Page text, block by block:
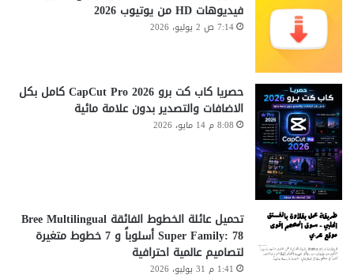
فيديوهات HD من يوتيوب 2026
7:14 ص 2 يوليو، 2026
حصريا كاب كت برو CapCut Pro 2026 كامل بكل
الاضافات والتصدير بدون علامة مائية
8:08 م 14 مايو، 2026
تحميل عائلة الخطوط الفائقة Bree Multilingual
Super Family: 78 أسلوباً و 7 خطوط متغيرة
لتصاميم عالمية احترافية
1:41 م 31 يوليو، 2026